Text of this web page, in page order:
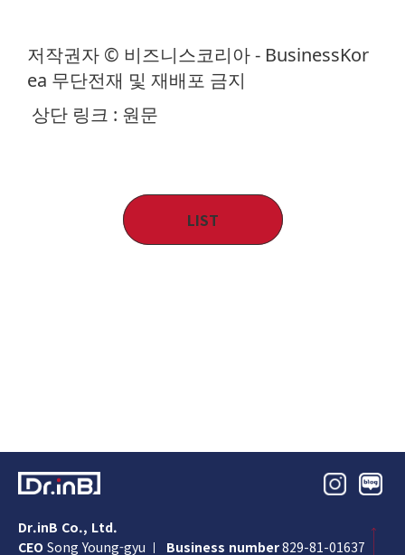
저작권자 © 비즈니스코리아 - BusinessKor
ea 무단전재 및 재배포 금지
상단 링크 : 원문
LIST
Dr.inB Co., Ltd.
CEO Song Young-gyu Business number829-81-01637